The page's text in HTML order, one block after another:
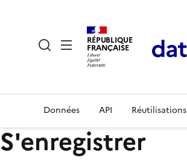
RÉPUBLIQUE
FRANÇAISE
Données API Réutilisations
S'enregistrer